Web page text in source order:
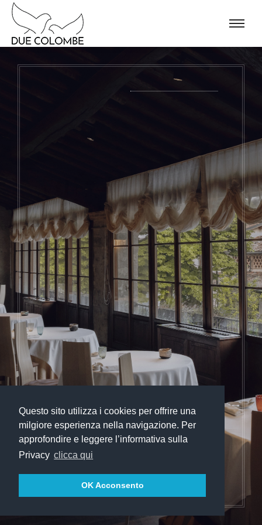
Questo sito utilizza i cookies per offrire una
milgiore esperienza nella navigazione. Per
approfondire e leggere l’informativa sulla
Privacy clicca qui
OK Acconsento